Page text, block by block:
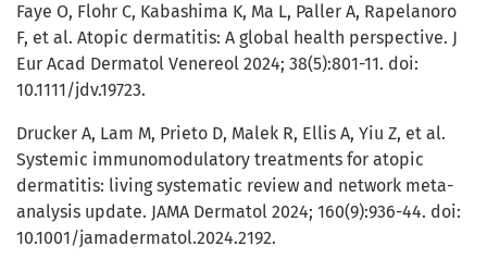
Faye O, Flohr C, Kabashima K, Ma L, Paller A, Rapelanoro
F, et al. Atopic dermatitis: A global health perspective. J
Eur Acad Dermatol Venereol 2024; 38(5):801-11. doi:
10.1111/jdv.19723.
Drucker A, Lam M, Prieto D, Malek R, Ellis A, Yiu Z, et al.
Systemic immunomodulatory treatments for atopic
dermatitis: living systematic review and network meta-
analysis update. JAMA Dermatol 2024; 160(9):936-44. doi:
10.1001/jamadermatol.2024.2192.